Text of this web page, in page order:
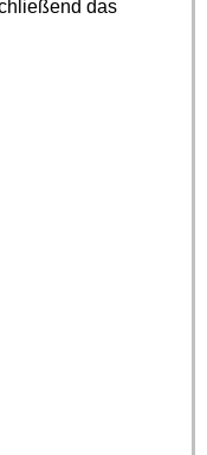
das